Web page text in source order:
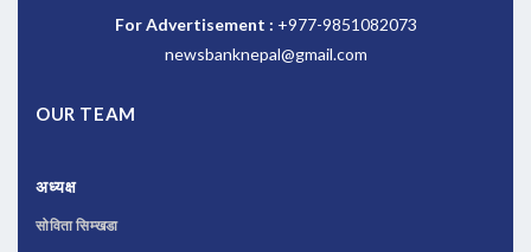
For Advertisement : +977-9851082073
newsbanknepal@gmail.com
OUR TEAM
अध्यक्ष
सोविता सिम्खडा